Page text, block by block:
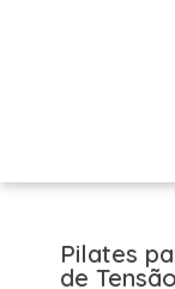
Pilates
de